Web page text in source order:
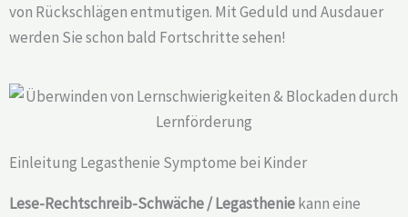
von Rückschlägen entmutigen. Mit Geduld und Ausdauer
werden Sie schon bald Fortschritte sehen!
Einleitung Legasthenie Symptome bei Kinder
Lese-Rechtschreib-Schwäche / Legastheniekann eine